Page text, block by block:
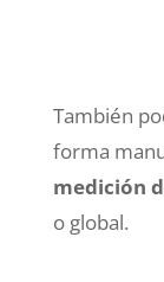
También
forma
medición
o global.